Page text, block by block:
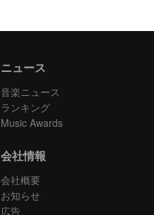
ニュース
音楽ニュース
ランキング
Music Awards
会社情報
会社概要
お知らせ
広告